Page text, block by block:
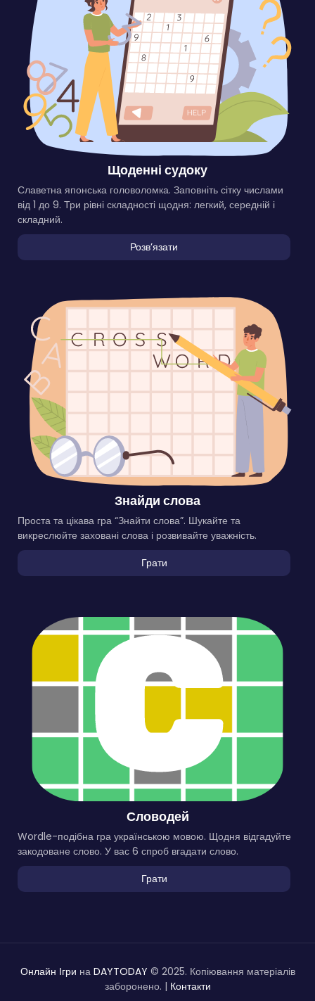
Щоденні судоку
Славетна японська головоломка. Заповніть сітку числами
від 1 до 9. Три рівні складності щодня: легкий, середній і
складний.
Розвʼязати
Знайди слова
Проста та цікава гра “Знайти слова”. Шукайте та
викреслюйте заховані слова і розвивайте уважність.
Грати
Словодей
Wordle-подібна гра українською мовою. Щодня відгадуйте
закодоване слово. У вас 6 спроб вгадати слово.
Грати
Онлайн Ігри на DAYTODAY © 2025. Копіювання матеріалів
заборонено. | Контакти